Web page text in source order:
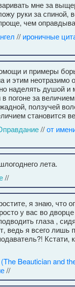
мне за
руки за спиной,
чем
// ироничные
и примеры
и этим неотразимо
наделять душой
погоне за
ползучей
становится
//от
лета.
//
я знаю, что
у вас во
глаза ,
ведь я всего лишь
Кстати,
Beautician and
//